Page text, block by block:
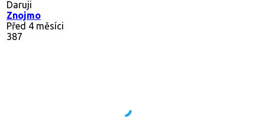
Daruji
Znojmo
Před 4 měsíci
387